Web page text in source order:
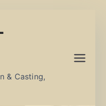
& Casting,